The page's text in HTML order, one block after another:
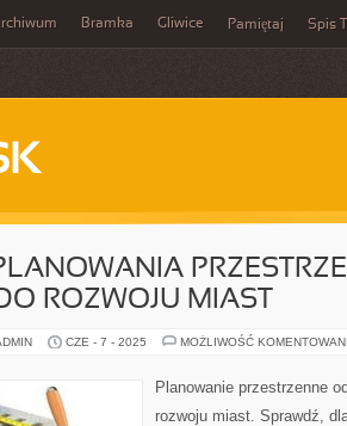
Bramka Gliwice Pamiętaj Spis
ROZWOJU MIAST
CZE - 7 - 2025 MOŻLIWOŚĆ
Planowanie przestrzenne
rozwoju miast. Sprawdź,